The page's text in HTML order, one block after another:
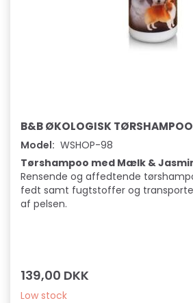
B&B ØKOLOGISK
Model: WSHOP-98
Tørshampoo med Mælk &
Rensende og affedtende
fedt samt fugtstoffer og
af pelsen.
139,00 DKK
Low stock